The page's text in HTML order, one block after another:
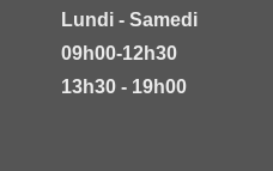
Lundi - Samedi
09h00-12h30
13h30 - 19h00